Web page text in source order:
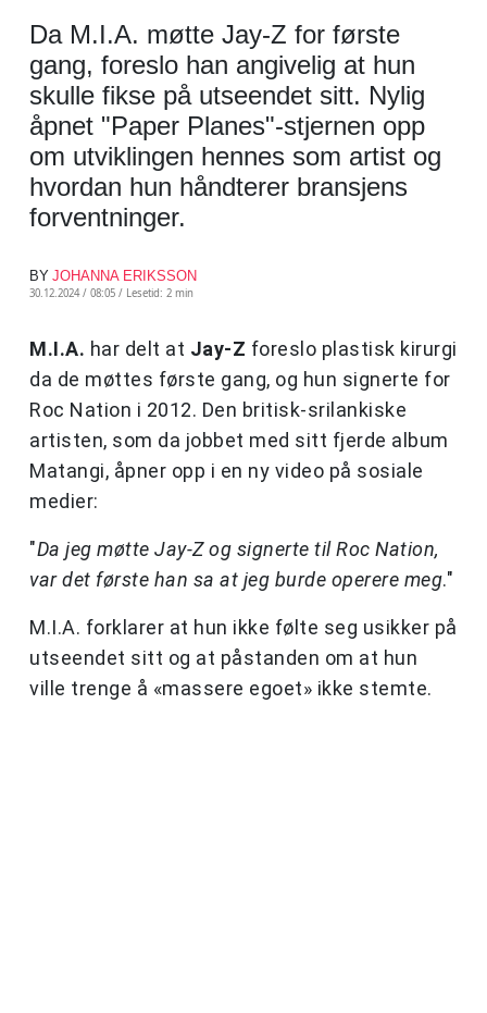
Da M.I.A. møtte Jay-Z for første
gang, foreslo han angivelig at hun
skulle fikse på utseendet sitt. Nylig
åpnet "Paper Planes"-stjernen opp
om utviklingen hennes som artist og
hvordan hun håndterer bransjens
forventninger.
BY JOHANNA ERIKSSON
30.12.2024 / 08:05 / Lesetid: 2 min
M.I.A. har delt at Jay-Z foreslo plastisk kirurgi
da de møttes første gang, og hun signerte for
Roc Nation i 2012. Den britisk-srilankiske
artisten, som da jobbet med sitt fjerde album
Matangi, åpner opp i en ny video på sosiale
medier:
"Da jeg møtte Jay-Z og signerte til Roc Nation,
var det første han sa at jeg burde operere meg."
M.I.A. forklarer at hun ikke følte seg usikker på
utseendet sitt og at påstanden om at hun
ville trenge å «massere egoet» ikke stemte.